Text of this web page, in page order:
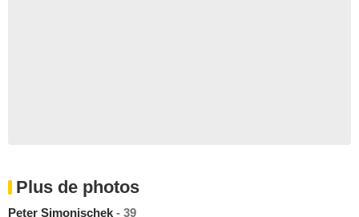
Plus de photos
Peter Simonischek - 39